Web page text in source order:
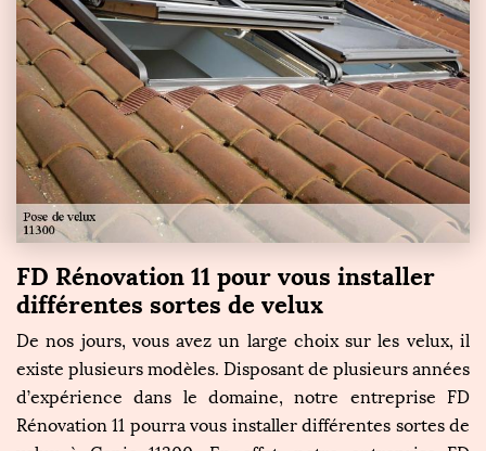
FD Rénovation 11 pour vous installer
différentes sortes de velux
De nos jours, vous avez un large choix sur les velux, il
existe plusieurs modèles. Disposant de plusieurs années
d’expérience dans le domaine, notre entreprise FD
Rénovation 11 pourra vous installer différentes sortes de